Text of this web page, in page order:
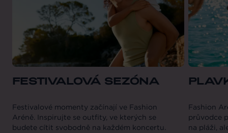
FESTIVALOVÁ SEZÓNA
Festivalové momenty začínají ve Fashion
Aréně. Inspirujte se outfity, ve kterých se
budete cítit svobodně na každém koncertu.
Fashion
průvodce
na pláži,